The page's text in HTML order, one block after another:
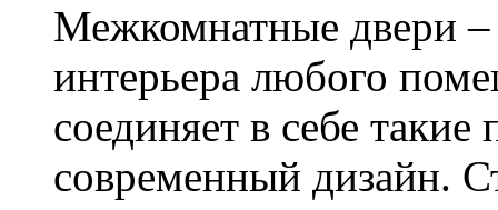
Межкомнатные двери –
интерьера любого
соединяет в себе такие
современный дизайн.